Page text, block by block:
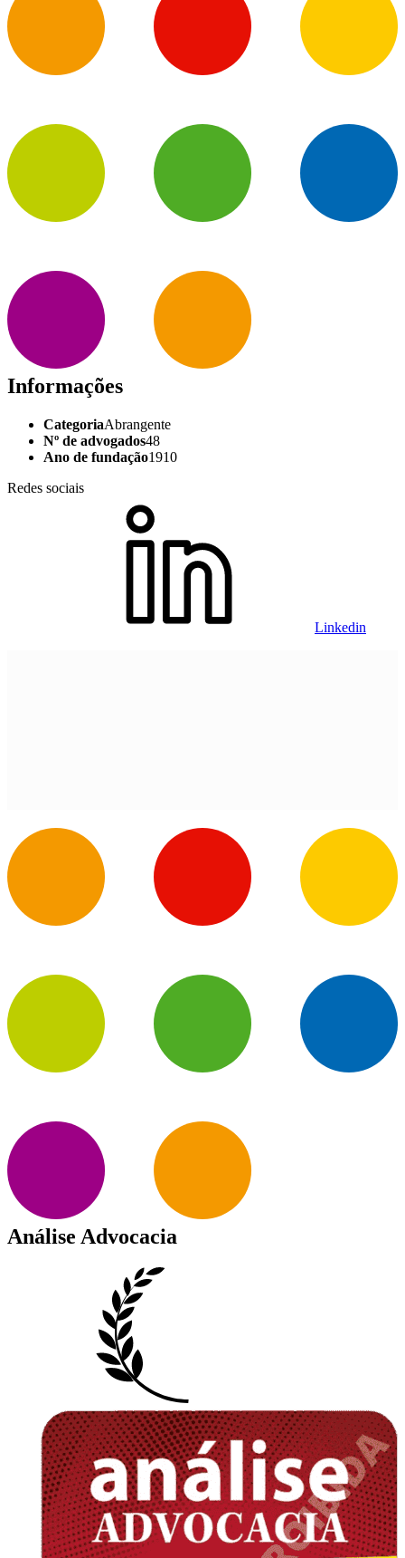
Informações
CategoriaAbrangente
Nº de advogados48
Ano de fundação1910
Redes sociais
Linkedin
Análise Advocacia